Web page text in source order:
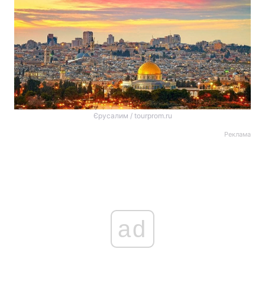
Єрусалим / tourprom.ru
Реклама
ad